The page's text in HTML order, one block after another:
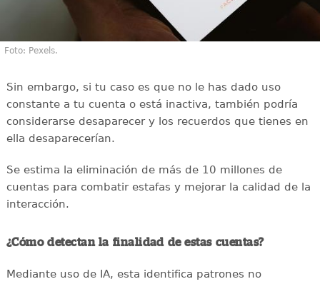
Foto: Pexels.
Sin embargo, si tu caso es que no le has dado uso
constante a tu cuenta o está inactiva, también podría
considerarse desaparecer y los recuerdos que tienes en
ella desaparecerían.
Se estima la eliminación de más de 10 millones de
cuentas para combatir estafas y mejorar la calidad de la
interacción.
¿Cómo detectan la finalidad de estas cuentas?
Mediante uso de IA, esta identifica patrones no